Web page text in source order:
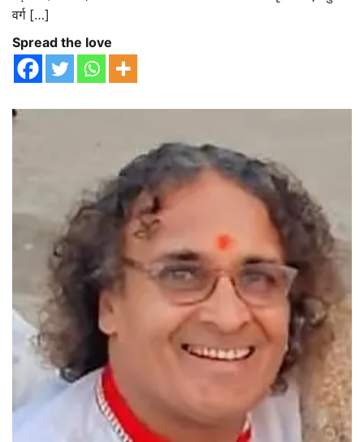
वर्ग […]
Spread the love